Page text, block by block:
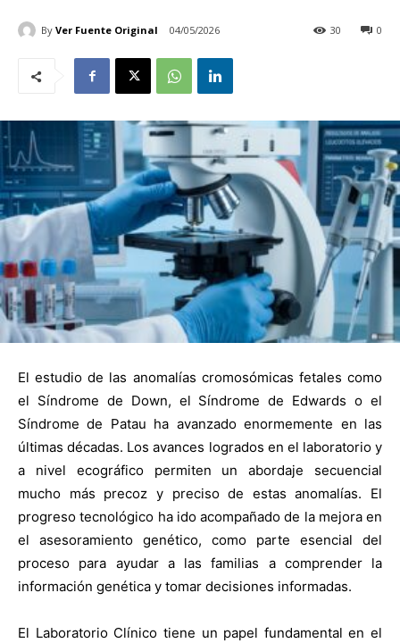
By Ver Fuente Original 04/05/2026 0
30
El estudio de las anomalías cromosómicas fetales como
el Síndrome de Down, el Síndrome de Edwards o el
Síndrome de Patau ha avanzado enormemente en las
últimas décadas. Los avances logrados en el laboratorio y
a nivel ecográfico permiten un abordaje secuencial
mucho más precoz y preciso de estas anomalías. El
progreso tecnológico ha ido acompañado de la mejora en
el asesoramiento genético, como parte esencial del
proceso para ayudar a las familias a comprender la
información genética y tomar decisiones informadas.
El Laboratorio Clínico tiene un papel fundamental en el